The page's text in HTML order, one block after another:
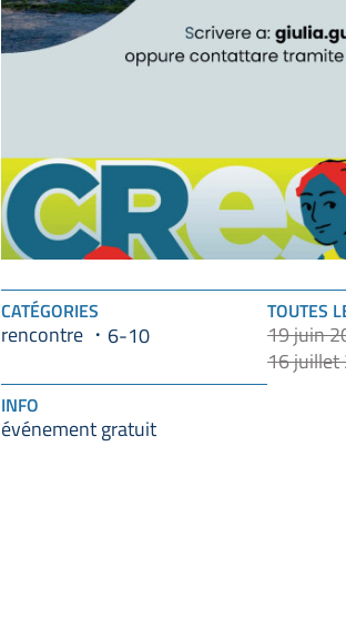
CATÉGORIES
rencontre 6-10
TOUTES
19 juin
16 juillet
INFO
événement gratuit